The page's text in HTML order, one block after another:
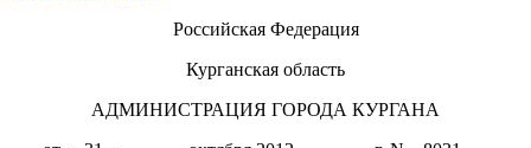
Российская Федерация
Курганская область
АДМИНИСТРАЦИЯ ГОРОДА КУРГАНА